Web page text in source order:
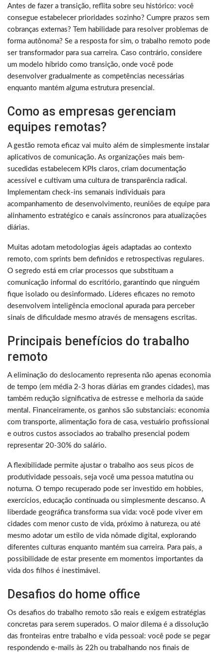
Antes de fazer a transição, reflita sobre seu histórico: você
consegue estabelecer prioridades sozinho? Cumpre prazos sem
cobranças externas? Tem habilidade para resolver problemas de
forma autônoma? Se a resposta for sim, o trabalho remoto pode
ser transformador para sua carreira. Caso contrário, considere
um modelo híbrido como transição, onde você pode
desenvolver gradualmente as competências necessárias
enquanto mantém alguma estrutura presencial.
Como as empresas gerenciam
equipes remotas?
A gestão remota eficaz vai muito além de simplesmente instalar
aplicativos de comunicação. As organizações mais bem-
sucedidas estabelecem KPIs claros, criam documentação
acessível e cultivam uma cultura de transparência radical.
Implementam check-ins semanais individuais para
acompanhamento de desenvolvimento, reuniões de equipe para
alinhamento estratégico e canais assíncronos para atualizações
diárias.
Muitas adotam metodologias ágeis adaptadas ao contexto
remoto, com sprints bem definidos e retrospectivas regulares.
O segredo está em criar processos que substituam a
comunicação informal do escritório, garantindo que ninguém
fique isolado ou desinformado. Líderes eficazes no remoto
desenvolvem inteligência emocional apurada para perceber
sinais de dificuldade mesmo através de mensagens escritas.
Principais benefícios do trabalho
remoto
A eliminação do deslocamento representa não apenas economia
de tempo (em média 2-3 horas diárias em grandes cidades), mas
também redução significativa de estresse e melhoria da saúde
mental. Financeiramente, os ganhos são substanciais: economia
com transporte, alimentação fora de casa, vestuário profissional
e outros custos associados ao trabalho presencial podem
representar 20-30% do salário.
A flexibilidade permite ajustar o trabalho aos seus picos de
produtividade pessoais, seja você uma pessoa matutina ou
noturna. O tempo recuperado pode ser investido em hobbies,
exercícios, educação continuada ou simplesmente descanso. A
liberdade geográfica transforma sua vida: você pode viver em
cidades com menor custo de vida, próximo à natureza, ou até
mesmo adotar um estilo de vida nômade digital, explorando
diferentes culturas enquanto mantém sua carreira. Para pais, a
possibilidade de estar presente em momentos importantes da
vida dos filhos é inestimável.
Desafios do home office
Os desafios do trabalho remoto são reais e exigem estratégias
concretas para serem superados. O maior dilema é a dissolução
das fronteiras entre trabalho e vida pessoal: você pode se pegar
respondendo e-mails às 22h ou trabalhando nos finais de